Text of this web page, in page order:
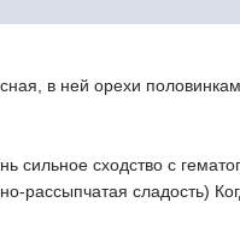
в ней орехи
сходство с
рассыпчатая сладость)